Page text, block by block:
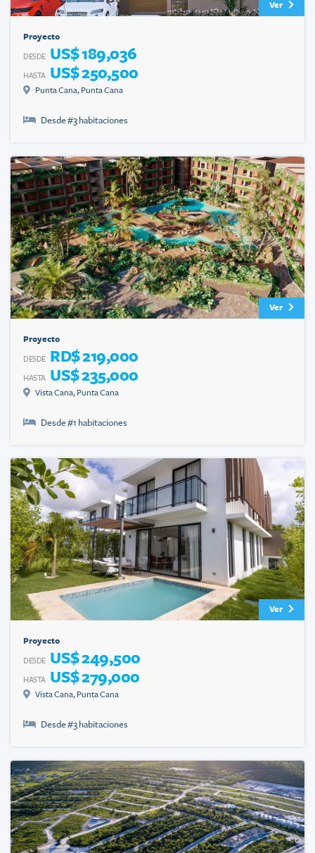
Ver
Proyecto
DESDE US$ 189,036
HASTA US$ 250,500
Punta Cana, Punta Cana
Desde #3 habitaciones
Ver
Proyecto
DESDE RD$ 219,000
HASTA US$ 235,000
Vista Cana, Punta Cana
Desde #1 habitaciones
Ver
Proyecto
DESDE US$ 249,500
HASTA US$ 279,000
Vista Cana, Punta Cana
Desde #3 habitaciones